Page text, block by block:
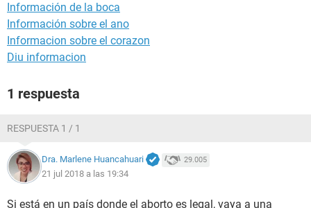
Información de la boca
Información sobre el ano
Informacion sobre el corazon
Diu informacion
1 respuesta
RESPUESTA 1 / 1
Dra. Marlene Huancahuari 29.005
21 jul 2018 a las 19:34
Si está en un país donde el aborto es legal, vaya a una